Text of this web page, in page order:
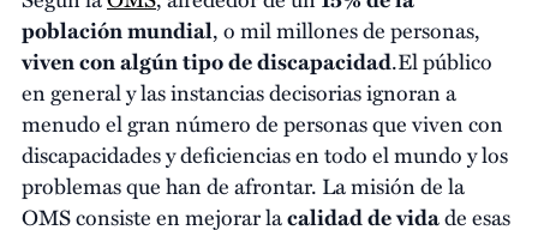
población mundial, o mil millones de personas,
viven con algún tipo de discapacidad.El público
en general y las instancias decisorias ignoran a
menudo el gran número de personas que viven con
discapacidades y deficiencias en todo el mundo y los
problemas que han de afrontar. La misión de la
OMS consiste en mejorar lacalidad de vidade esas